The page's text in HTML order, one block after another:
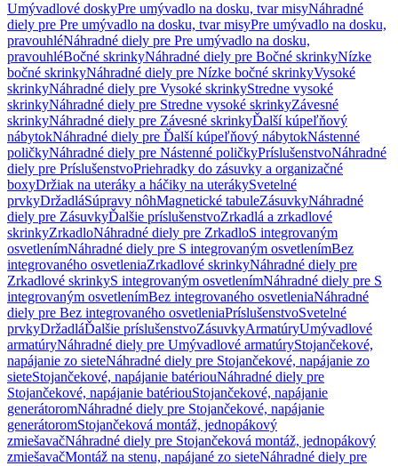
Umývadlové doskyPre umývadlo na dosku, tvar misyNáhradné
diely pre Pre umývadlo na dosku, tvar misyPre umývadlo na dosku,
pravouhléNáhradné diely pre Pre umývadlo na dosku,
pravouhléBočné skrinkyNáhradné diely pre Bočné skrinkyNízke
bočné skrinkyNáhradné diely pre Nízke bočné skrinkyVysoké
skrinkyNáhradné diely pre Vysoké skrinkyStredne vysoké
skrinkyNáhradné diely pre Stredne vysoké skrinkyZávesné
skrinkyNáhradné diely pre Závesné skrinkyĎalší kúpeľňový
nábytokNáhradné diely pre Ďalší kúpeľňový nábytokNástenné
poličkyNáhradné diely pre Nástenné poličkyPríslušenstvoNáhradné
diely pre PríslušenstvoPriehradky do zásuvky a organizačné
boxyDržiak na uteráky a háčiky na uterákySvetelné
prvkyDržadláSúpravy nôhMagnetické tabuleZásuvkyNáhradné
diely pre ZásuvkyĎalšie príslušenstvoZrkadlá a zrkadlové
skrinkyZrkadloNáhradné diely pre ZrkadloS integrovaným
osvetlenímNáhradné diely pre S integrovaným osvetlenímBez
integrovaného osvetleniaZrkadlové skrinkyNáhradné diely pre
Zrkadlové skrinkyS integrovaným osvetlenímNáhradné diely pre S
integrovaným osvetlenímBez integrovaného osvetleniaNáhradné
diely pre Bez integrovaného osvetleniaPríslušenstvoSvetelné
prvkyDržadláĎalšie príslušenstvoZásuvkyArmatúryUmývadlové
armatúryNáhradné diely pre Umývadlové armatúryStojančekové,
napájanie zo sieteNáhradné diely pre Stojančekové, napájanie zo
sieteStojančekové, napájanie batériouNáhradné diely pre
Stojančekové, napájanie batériouStojančekové, napájanie
generátoromNáhradné diely pre Stojančekové, napájanie
generátoromStojančeková montáž, jednopákový
zmiešavačNáhradné diely pre Stojančeková montáž, jednopákový
zmiešavačMontáž na stenu, napájané zo sieteNáhradné diely pre